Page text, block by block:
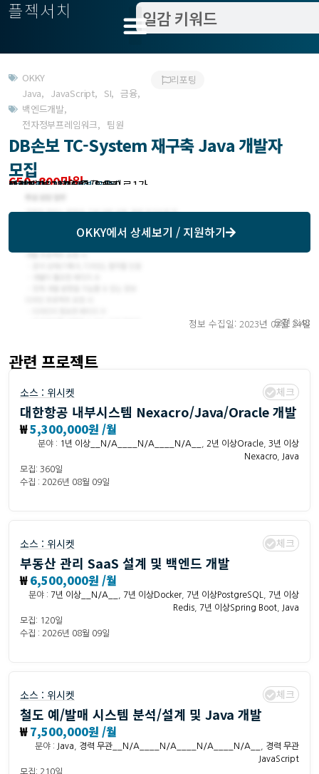
플젝서치
OKKY
Java, JavaScript, SI,금융,
백엔드개발,
전자정부프레임워크, 팀원
리포팅
DB손보 TC-System 재구축 Java 개발자
모집
650~800만원
작업방식 : 상근, 경력 무관
모집기한 : 23.04.03 (8개월)
예상기간 : 23.04.03 (8개월)
모집처 : 유니포유
관련지역 : 서울 중구 을지로1가
OKKY에서 상세보기 / 지원하기
정보 수집일: 2023년 02월 24일
오전 8:48
관련 프로젝트
소스 : 위시켓 체크
대한항공 내부시스템 Nexacro/Java/Oracle 개발
₩5,300,000원 /월
분야 : 1년 이상__N/A____N/A____N/A__ 2년 이상Oracle
3년 이상
Nexacro
Java
모집: 360일
수집 : 2026년 08월 09일
소스 : 위시켓 체크
부동산 관리 SaaS 설계 및 백엔드 개발
₩6,500,000원 /월
분야 : 7년 이상__N/A__ 7년 이상Docker, 7년 이상PostgreSQL
7년 이상
Redis
7년 이상Spring Boot
Java
모집: 120일
수집 : 2026년 08월 09일
소스 : 위시켓 체크
철도 예/발매 시스템 분석/설계 및 Java 개발
₩7,500,000원 /월
분야 : Java 경력 무관__N/A____N/A____N/A____N/A__
경력 무관
JavaScript
모집: 210일